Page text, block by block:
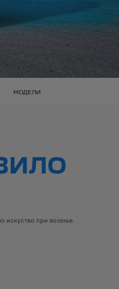
МОДЕЛИ
искуство при возење.